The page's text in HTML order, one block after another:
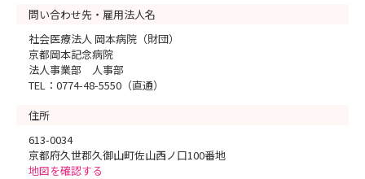
問い合わせ先・雇用法人名
社会医療法人 岡本病院（財団）
京都岡本記念病院
法人事業部 人事部
TEL：0774-48-5550（直通）
住所
613-0034
京都府久世郡久御山町佐山西ノ口100番地
地図を確認する